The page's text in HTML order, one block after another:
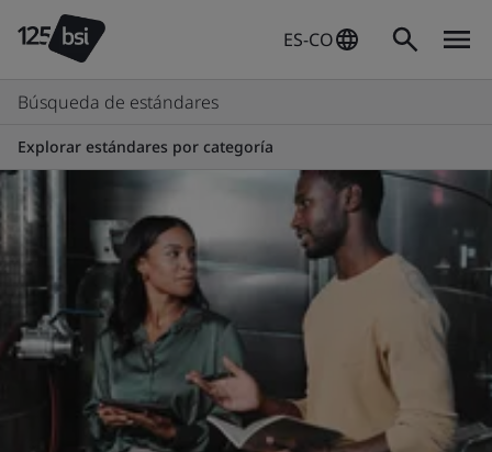
ES-CO
Búsqueda de estándares
Explorar estándares por categoría